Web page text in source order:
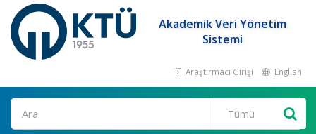
Akademik Veri Yönetim
Sistemi
Araştırmacı Girişi English
Ara